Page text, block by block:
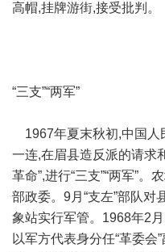
高帽,挂牌游街,接受批判。
“三支”“两军”
1967年夏末秋初,中国人
一连,在眉县造反派的请求
革命”,进行“三支”“两军”
部政委。9月“支左”部队
象站实行军管。1968年2
以军方代表身分任“革委会